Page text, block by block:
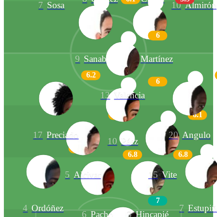
10 Almirón
7 Sosa
21 Martínez
9 Sanabria
7
6.8
3 Hincapié
6.8
6 Pacho
7
4 Ordóñez
6.1
15 Vite
5 Alcivar
6
10 Páez
20 Angulo
6.2
17 Preciado
6
13 Valencia